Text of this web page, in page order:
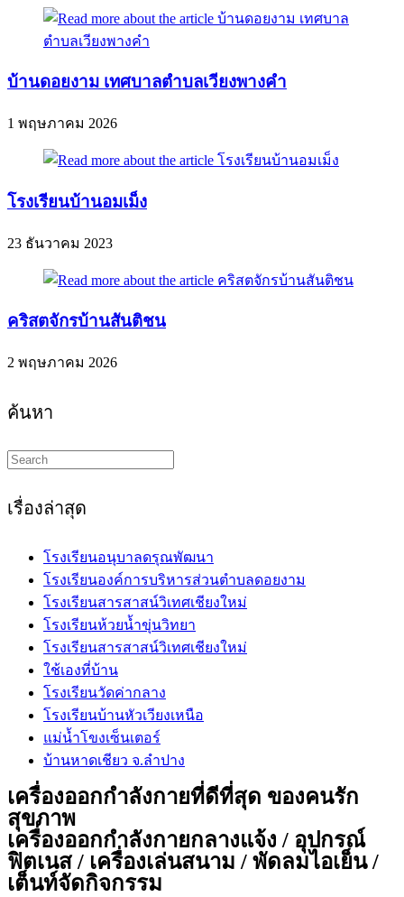
บ้านดอยงาม เทศบาลตำบลเวียงพางคำ
1 พฤษภาคม 2026
โรงเรียนบ้านอมเม็ง
23 ธันวาคม 2023
คริสตจักรบ้านสันติชน
2 พฤษภาคม 2026
ค้นหา
Search
this
เรื่องล่าสุด
โรงเรียนอนุบาลดรุณพัฒนา
โรงเรียนองค์การบริหารส่วนตำบลดอยงาม
โรงเรียนสารสาสน์วิเทศเชียงใหม่
โรงเรียนห้วยน้ำขุ่นวิทยา
โรงเรียนสารสาสน์วิเทศเชียงใหม่
ใช้เองที่บ้าน
โรงเรียนวัดค่ากลาง
โรงเรียนบ้านหัวเวียงเหนือ
แม่น้ำโขงเซ็นเตอร์
บ้านหาดเชียว จ.ลำปาง
เครื่องออกกำลังกายที่ดีที่สุด ของคนรัก
สุขภาพ
เครื่องออกกำลังกายกลางแจ้ง / อุปกรณ์
ฟิตเนส / เครื่องเล่นสนาม / พัดลมไอเย็น /
เต็นท์จัดกิจกรรม